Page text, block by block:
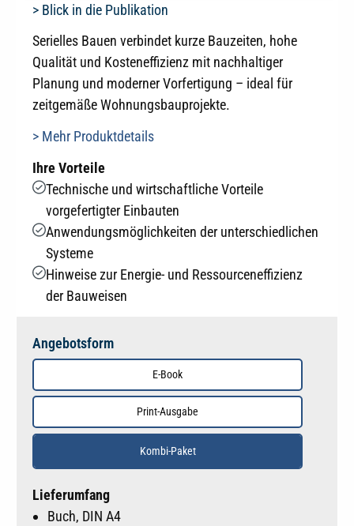
> Blick in die Publikation
Serielles Bauen verbindet kurze Bauzeiten, hohe
Qualität und Kosteneffizienz mit nachhaltiger
Planung und moderner Vorfertigung – ideal für
zeitgemäße Wohnungsbauprojekte.
> Mehr Produktdetails
Ihre Vorteile
Technische und wirtschaftliche Vorteile
vorgefertigter Einbauten
Anwendungsmöglichkeiten der unterschiedlichen
Systeme
Hinweise zur Energie- und Ressourceneffizienz
der Bauweisen
Angebotsform
E-Book
Print-Ausgabe
Kombi-Paket
Lieferumfang
Buch, DIN A4